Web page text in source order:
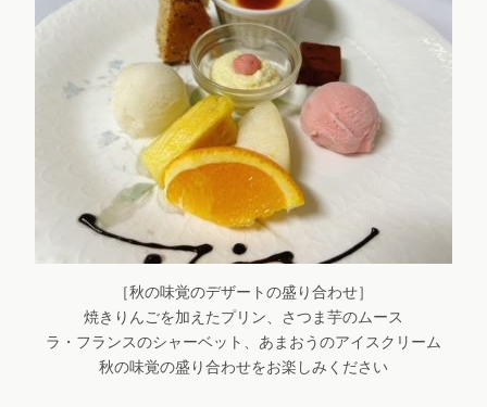
［秋の味覚のデザートの盛り合わせ］
焼きりんごを加えたプリン、さつま芋のムース
ラ・フランスのシャーベット、あまおうのアイスクリーム
秋の味覚の盛り合わせをお楽しみください